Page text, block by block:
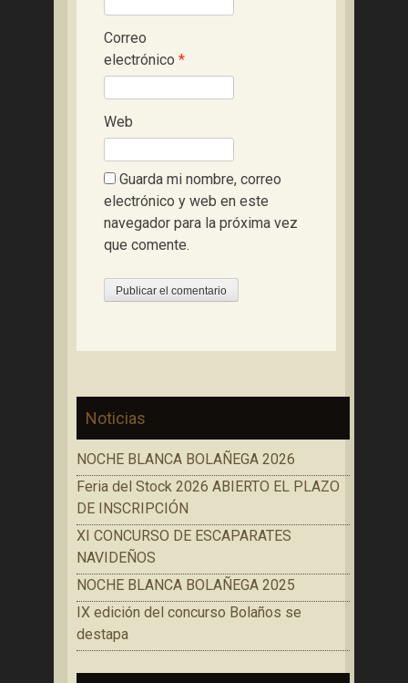
Correo
electrónico *
Web
Guarda mi nombre, correo
electrónico y web en este
navegador para la próxima vez
que comente.
Noticias
NOCHE BLANCA BOLAÑEGA 2026
Feria del Stock 2026 ABIERTO EL PLAZO
DE INSCRIPCIÓN
XI CONCURSO DE ESCAPARATES
NAVIDEÑOS
NOCHE BLANCA BOLAÑEGA 2025
IX edición del concurso Bolaños se
destapa